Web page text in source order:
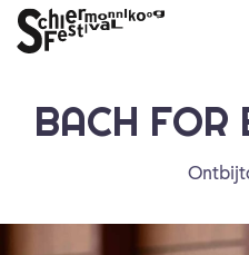
BACH FOR